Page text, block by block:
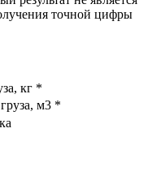
точной цифры
кг *
м3 *